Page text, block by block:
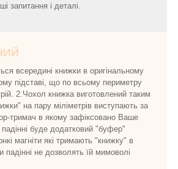
запитання і деталі.
всередині книжки в оригінальному
підставі, що по всьому периметру
2.Чохол книжка виготовлений таким
на пару міліметрів виступають за
тримач в якому зафіксовано Ваше
падінні буде додатковий "буфер"
магніти які тримають "книжку" в
падінні не дозволять їй мимоволі